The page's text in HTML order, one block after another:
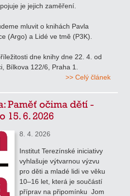
je jejich zaměření.
mluvit o knihách Pavla
(Argo) a Lidé ve tmě (P3K).
dne knihy dne 22. 4. od
Bílkova 122/6, Praha 1.
>> Celý článek
Paměť očima dětí -
15. 6. 2026
8. 4. 2026
Institut Terezínské iniciativy
vyhlašuje výtvarnou výzvu
pro děti a mladé lidi ve věku
10–16 let, která je součástí
příprav na připomínku Jom